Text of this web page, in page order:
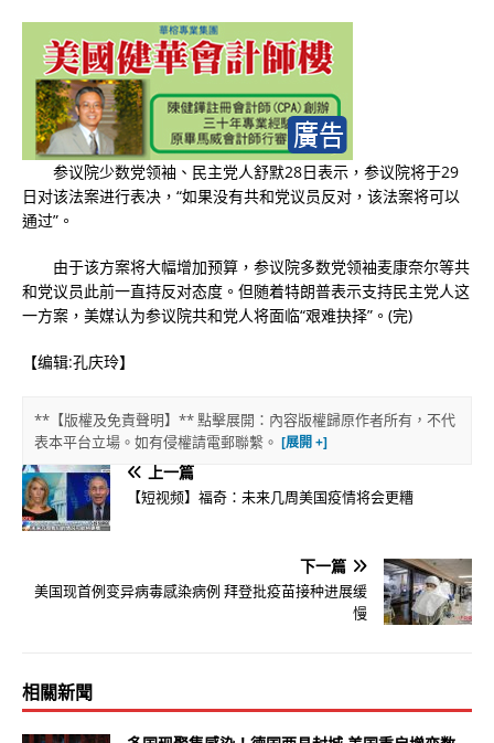
参议院少数党领袖、民主党人舒默28日表示，参议院将于29
日对该法案进行表决，“如果没有共和党议员反对，该法案将可以
通过”。
由于该方案将大幅增加预算，参议院多数党领袖麦康奈尔等共
和党议员此前一直持反对态度。但随着特朗普表示支持民主党人这
一方案，美媒认为参议院共和党人将面临“艰难抉择”。(完)
【编辑:孔庆玲】
**【版權及免責聲明】** 點擊展開：內容版權歸原作者所有，不代
表本平台立場。如有侵權請電郵聯繫。
上一篇
【短视频】福奇：未来几周美国疫情将会更糟
下一篇
美国现首例变异病毒感染病例 拜登批疫苗接种进展缓
慢
相關新聞